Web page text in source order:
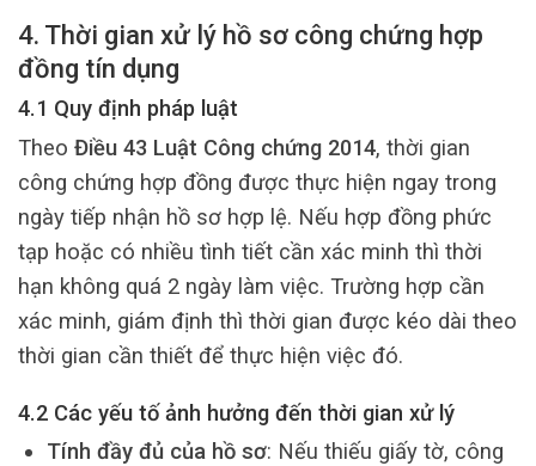
4. Thời gian xử lý hồ sơ công chứng hợp
đồng tín dụng
4.1 Quy định pháp luật
Theo Điều 43 Luật Công chứng 2014, thời gian
công chứng hợp đồng được thực hiện ngay trong
ngày tiếp nhận hồ sơ hợp lệ. Nếu hợp đồng phức
tạp hoặc có nhiều tình tiết cần xác minh thì thời
hạn không quá 2 ngày làm việc. Trường hợp cần
xác minh, giám định thì thời gian được kéo dài theo
thời gian cần thiết để thực hiện việc đó.
4.2 Các yếu tố ảnh hưởng đến thời gian xử lý
Tính đầy đủ của hồ sơ: Nếu thiếu giấy tờ, công